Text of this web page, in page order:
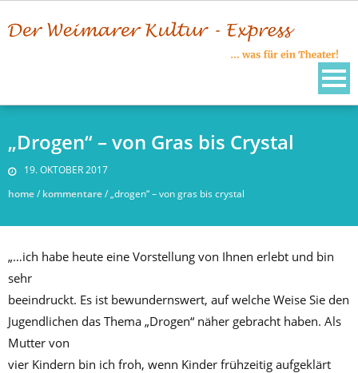
to
„Drogen“ – von Gras bis Crystal
19. OKTOBER 2017
home/kommentare/„drogen“ – von gras bis crystal
„…ich habe heute eine Vorstellung von Ihnen erlebt und bin
sehr
beeindruckt. Es ist bewundernswert, auf welche Weise Sie den
Jugendlichen das Thema „Drogen“ näher gebracht haben. Als
Mutter von
vier Kindern bin ich froh, wenn Kinder frühzeitig aufgeklärt